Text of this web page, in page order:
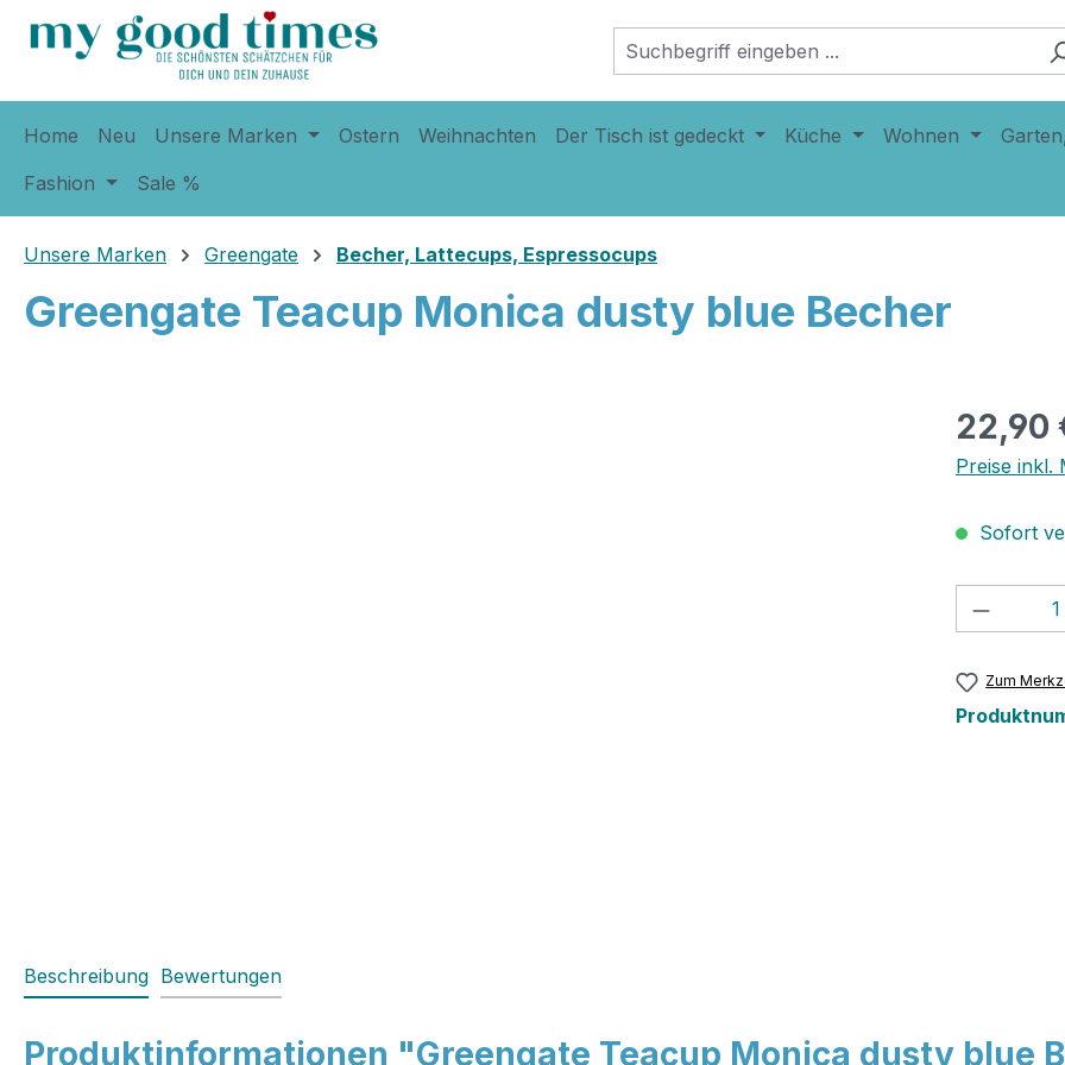
Zur Hauptnavigation springen
Home Neu Unsere Marken Ostern Weihnachten Der Tisch ist gedeckt Küche Wohnen
Fashion
Sale %
Unsere Marken Greengate Becher, Lattecups, Espressocups
Greengate Teacup Monica dusty blue Becher
22,90
Preise inkl.
Sofort
Zum
Beschreibung Bewertungen
Produktinformationen "Greengate Teacup Monica dusty blue